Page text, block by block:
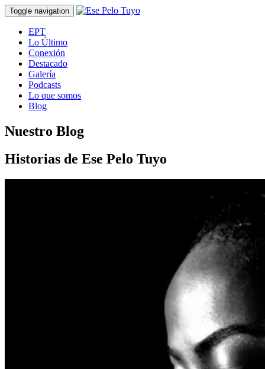
Toggle navigation
EPT
Lo Último
Conexión
Destacado
Galería
Podcasts
Lo que somos
Blog
Nuestro Blog
Historias de Ese Pelo Tuyo